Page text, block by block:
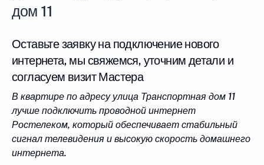
дом 11
Оставьте заявку на подключение нового
интернета, мы свяжемся, уточним детали и
согласуем визит Мастера
В квартире по адресу улица Транспортная дом 11
лучше подключить проводной интернет
Ростелеком, который обеспечивает стабильный
сигнал телевидения и высокую скорость домашнего
интернета.